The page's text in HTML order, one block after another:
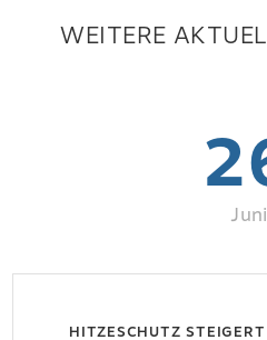
WEITERE
Juni
HITZESCHUTZ